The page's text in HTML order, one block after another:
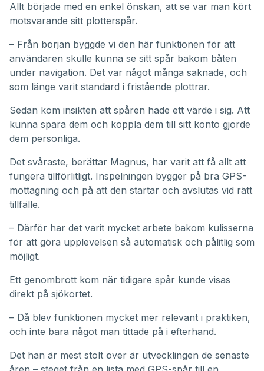
Allt började med en enkel önskan, att se var man kört
motsvarande sitt plotterspår.
– Från början byggde vi den här funktionen för att
användaren skulle kunna se sitt spår bakom båten
under navigation. Det var något många saknade, och
som länge varit standard i fristående plottrar.
Sedan kom insikten att spåren hade ett värde i sig. Att
kunna spara dem och koppla dem till sitt konto gjorde
dem personliga.
Det svåraste, berättar Magnus, har varit att få allt att
fungera tillförlitligt. Inspelningen bygger på bra GPS-
mottagning och på att den startar och avslutas vid rätt
tillfälle.
– Därför har det varit mycket arbete bakom kulisserna
för att göra upplevelsen så automatisk och pålitlig som
möjligt.
Ett genombrott kom när tidigare spår kunde visas
direkt på sjökortet.
– Då blev funktionen mycket mer relevant i praktiken,
och inte bara något man tittade på i efterhand.
Det han är mest stolt över är utvecklingen de senaste